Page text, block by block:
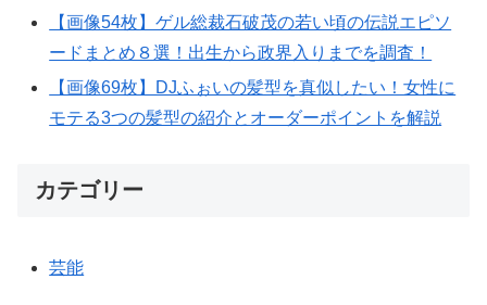
【画像54枚】ゲル総裁石破茂の若い頃の伝説エピソ
ードまとめ８選！出生から政界入りまでを調査！
【画像69枚】DJふぉいの髪型を真似したい！女性に
モテる3つの髪型の紹介とオーダーポイントを解説
カテゴリー
芸能